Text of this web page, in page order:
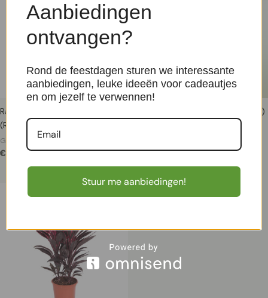
Ravenala Madagascariensis
(Reizigersboom) – P 21 cm
Groene Kamerplanten
€
Musa Tropicana (Bananenplant)
€16,99
Aanbiedingen
ontvangen?
Rond de feestdagen sturen we interessante
aanbiedingen, leuke ideeën voor cadeautjes
en om jezelf te verwennen!
Stuur me aanbiedingen!